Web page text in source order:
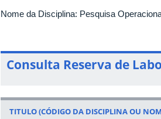
Nome da Disciplina: Pesquisa
Consulta Reserva de
TITULO (CÓDIGO DA DISCIPLINA OU